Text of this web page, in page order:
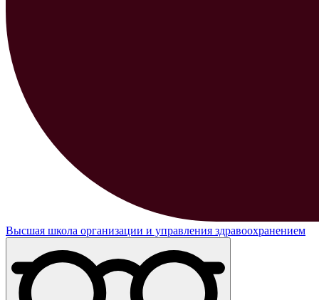
Высшая школа организации и управления здравоохранением